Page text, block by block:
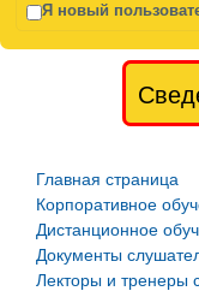
Я новый
Главная страница
Корпоративное
Дистанционное
Документы
Лекторы и тренеры